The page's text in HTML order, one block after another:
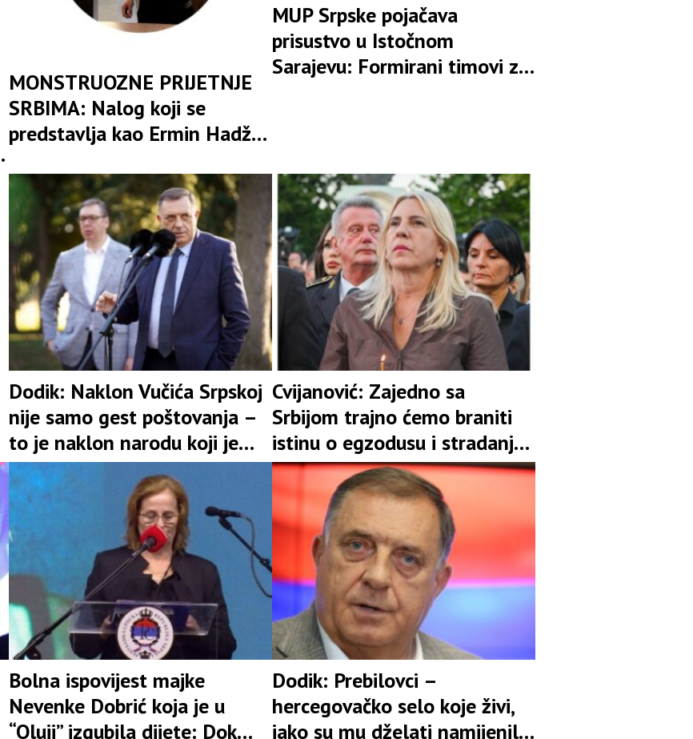
MONSTRUOZNE PRIJETNJE
SRBIMA: Nalog koji se
predstavlja kao Ermin Hadžić
„sravnjivanje Banjaluke sa
zemljom“
MUP Srpske pojačava
prisustvo u Istočnom
Sarajevu: Formirani timovi za
Dodik: Naklon Vučića Srpskoj
nije samo gest poštovanja –
to je naklon narodu koji je
ostao uspravan uprkos svim
stradanjima
Cvijanović: Zajedno sa
Srbijom trajno ćemo braniti
istinu o egzodusu i stradanju
našeg naroda
Bolna ispovijest majke
Nevenke Dobrić koja je u
“Oluji” izgubila dijete: Dok
Dodik: Prebilovci –
hercegovačko selo koje živi,
iako su mu dželati namijenili